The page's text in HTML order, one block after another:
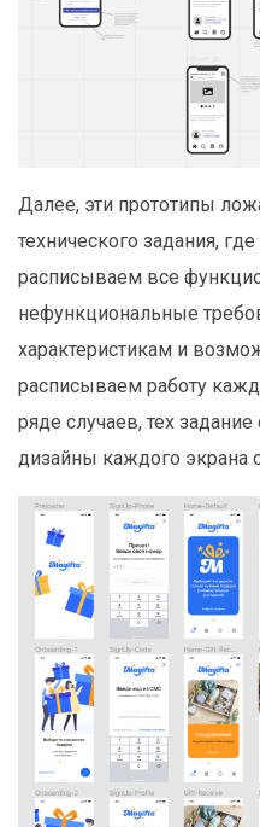
Далее, эти прототипы
технического задания,
расписываем все
нефункциональные
характеристикам и
расписываем работу
ряде случаев, тех
дизайны каждого экрана